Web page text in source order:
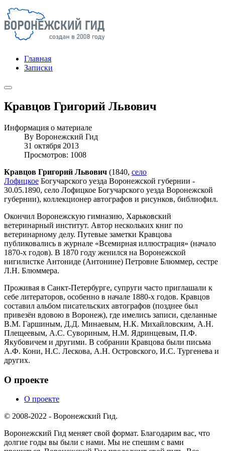
Главная
Записки
Кравцов Григорий Львович
Информация о материале
By Воронежский Гид
31 октября 2013
Просмотров: 1008
Кравцов Григорий Львович (1840, село
Лофицкое Богучарского уезда Воронежской губернии -
30.05.1890, село Лофицкое Богучарского уезда Воронежской
губернии), коллекционер автографов и рисунков, библиофил.
Окончил Воронежскую гимназию, Харьковский
ветеринарный институт. Автор нескольких книг по
ветеринарному делу. Путевые заметки Кравцова
публиковались в журнале «Всемирная иллюстрация» (начало
1870-х годов). В 1870 году женился на Воронежской
нигилистке Антониде (Антонине) Петровне Блюммер, сестре
Л.H. Блюммера.
Проживая в Санкт-Петербурге, супруги часто приглашали к
себе литераторов, особенно в начале 1880-х годов. Кравцов
составил альбом писательских автографов (позднее был
привезён вдовою в Воронеж), где имелись записи, сделанные
В.М. Гаршиным, Д.Д. Минаевым, Н.К. Михайловским, А.Н.
Плещеевым, А.С. Сувориным, Н.М. Ядринцевым, П.Ф.
Якубовичем и другими. В собрании Кравцова были письма
А.Ф. Кони, Н.С. Лескова, А.Н. Островского, И.С. Тургенева и
других.
О проекте
О проекте
© 2008-2022 - Воронежский Гид.
Воронежский Гид меняет свой формат. Благодарим вас, что
долгие годы вы были с нами. Мы не спешим с вами